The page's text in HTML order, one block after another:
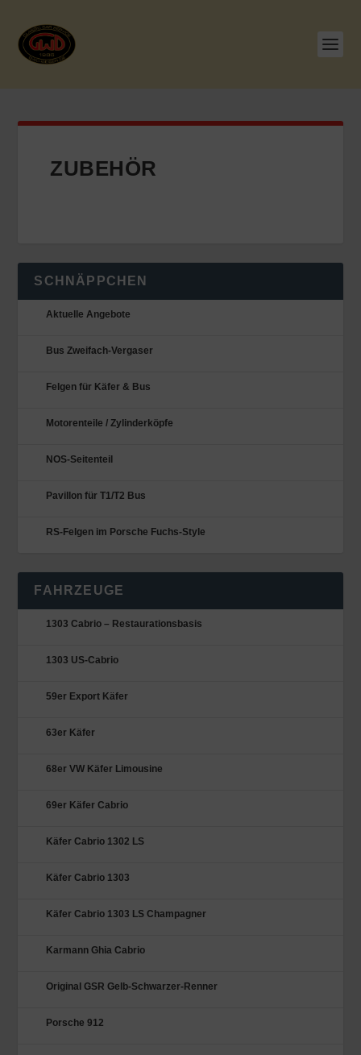
ZUBEHÖR
SCHNÄPPCHEN
Aktuelle Angebote
Bus Zweifach-Vergaser
Felgen für Käfer & Bus
Motorenteile / Zylinderköpfe
NOS-Seitenteil
Pavillon für T1/T2 Bus
RS-Felgen im Porsche Fuchs-Style
FAHRZEUGE
1303 Cabrio – Restaurationsbasis
1303 US-Cabrio
59er Export Käfer
63er Käfer
68er VW Käfer Limousine
69er Käfer Cabrio
Käfer Cabrio 1302 LS
Käfer Cabrio 1303
Käfer Cabrio 1303 LS Champagner
Karmann Ghia Cabrio
Original GSR Gelb-Schwarzer-Renner
Porsche 912